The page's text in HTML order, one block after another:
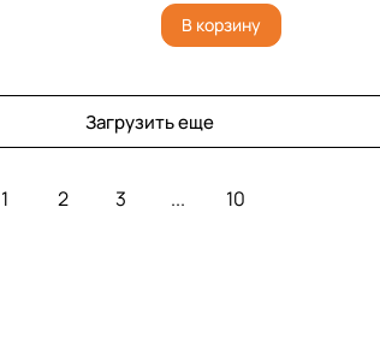
В корзину
Загрузить еще
1 2 3 ... 10